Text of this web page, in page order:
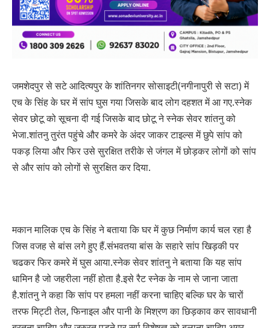
जमशेदपुर से सटे आदित्यपुर के शांतिनगर सोसाइटी(नगीनापुरी से सटा) में
एच के सिंह के घर में सांप घुस गया जिसके बाद लोग दहशत में आ गए.स्नेक
सेवर छोटू को सूचना दी गई जिसके बाद छोटू ने स्नेक सेवर शांतनु को
भेजा.शांतनु तुरंत पहुंचे और कमरे के अंदर जाकर टाइल्स में छुपे सांप को
पकड़ लिया और फिर उसे सुरक्षित तरीके से जंगल में छोड़कर लोगों को सांप
से और सांप को लोगों से सुरक्षित कर दिया.
मकान मालिक एच के सिंह ने बताया कि घर में कुछ निर्माण कार्य चल रहा है
जिस वजह से बांस लगे हुए हैं.संभवतया बांस के सहारे सांप खिड़की पर
चढकर फिर कमरे में घुस आया.स्नेक सेवर शांतनु ने बताया कि यह सांप
धामिन है जो जहरीला नहीं होता है.इसे रैट स्नेक के नाम से जाना जाता
है.शांतनु ने कहा कि सांप पर हमला नहीं करना चाहिए बल्कि घर के चारों
तरफ मिट्टी तेल, फिनाइल और पानी के मिश्रण का छिड़काव कर सावधानी